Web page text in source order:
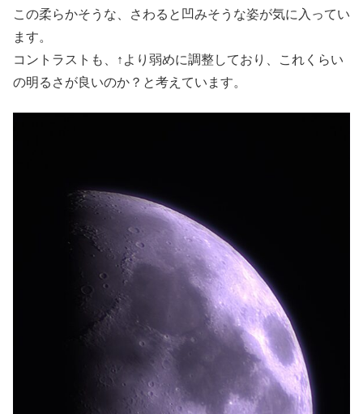
この柔らかそうな、さわると凹みそうな姿が気に入ってい
ます。
コントラストも、↑より弱めに調整しており、これくらい
の明るさが良いのか？と考えています。